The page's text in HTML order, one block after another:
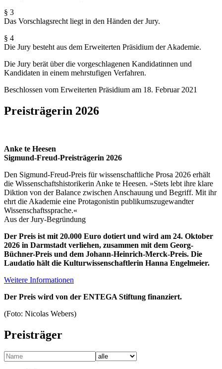
§ 3
Das Vorschlagsrecht liegt in den Händen der Jury.
§ 4
Die Jury besteht aus dem Erweiterten Präsidium der Akademie.
Die Jury berät über die vorgeschlagenen Kandidatinnen und
Kandidaten in einem mehrstufigen Verfahren.
Beschlossen vom Erweiterten Präsidium am 18. Februar 2021
Preisträgerin 2026
Anke te Heesen
Sigmund-Freud-Preisträgerin 2026
Den Sigmund-Freud-Preis für wissenschaftliche Prosa 2026 erhält
die Wissenschaftshistorikerin Anke te Heesen. »Stets lebt ihre klare
Diktion von der Balance zwischen Anschauung und Begriff. Mit ihr
ehrt die Akademie eine Protagonistin publikums­zugewandter
Wissenschaftssprache.«
Aus der Jury-Begründung
Der Preis ist mit 20.000 Euro dotiert und wird am 24. Oktober
2026 in Darmstadt verliehen, zusammen mit dem Georg-
Büchner-Preis und dem Johann-Heinrich-Merck-Preis. Die
Laudatio hält die Kulturwissen­schaftlerin Hanna Engelmeier.
Weitere Informationen
Der Preis wird von der ENTEGA Stiftung finanziert.
(Foto: Nicolas Webers)
Preisträger